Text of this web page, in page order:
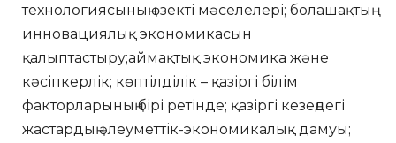
технологиясының өзекті мәселелері; болашақтың
инновациялық экономикасын
қалыптастыру;аймақтық экономика және
кәсіпкерлік; көптілділік – қазіргі білім
факторларының бірі ретінде; қазіргі кезеңдегі
жастардың әлеуметтік-экономикалық дамуы;